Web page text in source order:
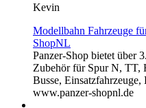
Kevin
Modellbahn Fahrzeuge
ShopNL
Panzer-Shop bietet über
Zubehör für Spur N, TT,
Busse,
www.panzer-shopnl.de